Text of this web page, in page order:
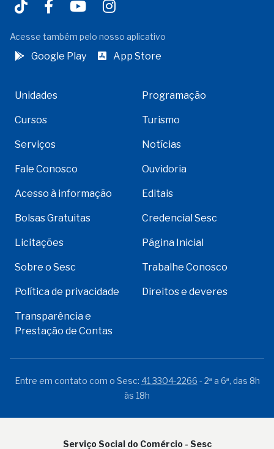
Acesse também pelo nosso aplicativo
Google Play App Store
Unidades Programação
Cursos Turismo
Serviços Notícias
Fale Conosco Ouvidoria
Acesso à informação Editais
Bolsas Gratuitas Credencial Sesc
Licitações Página Inicial
Sobre o Sesc Trabalhe Conosco
Política de privacidade Direitos e deveres
Transparência e
Prestação de Contas
Entre em contato com o Sesc: 41 3304-2266 - 2ª a 6ª, das 8h
às 18h
Serviço Social do Comércio - Sesc